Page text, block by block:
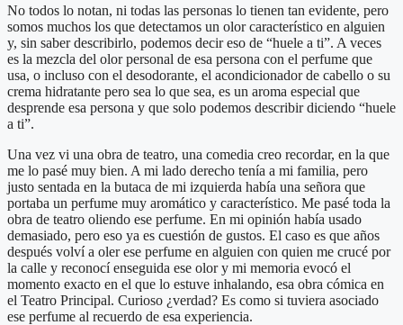
No todos lo notan, ni todas las personas lo tienen tan evidente, pero
somos muchos los que detectamos un olor característico en alguien
y, sin saber describirlo, podemos decir eso de “huele a ti”. A veces
es la mezcla del olor personal de esa persona con el perfume que
usa, o incluso con el desodorante, el acondicionador de cabello o su
crema hidratante pero sea lo que sea, es un aroma especial que
desprende esa persona y que solo podemos describir diciendo “huele
a ti”.
Una vez vi una obra de teatro, una comedia creo recordar, en la que
me lo pasé muy bien. A mi lado derecho tenía a mi familia, pero
justo sentada en la butaca de mi izquierda había una señora que
portaba un perfume muy aromático y característico. Me pasé toda la
obra de teatro oliendo ese perfume. En mi opinión había usado
demasiado, pero eso ya es cuestión de gustos. El caso es que años
después volví a oler ese perfume en alguien con quien me crucé por
la calle y reconocí enseguida ese olor y mi memoria evocó el
momento exacto en el que lo estuve inhalando, esa obra cómica en
el Teatro Principal. Curioso ¿verdad? Es como si tuviera asociado
ese perfume al recuerdo de esa experiencia.